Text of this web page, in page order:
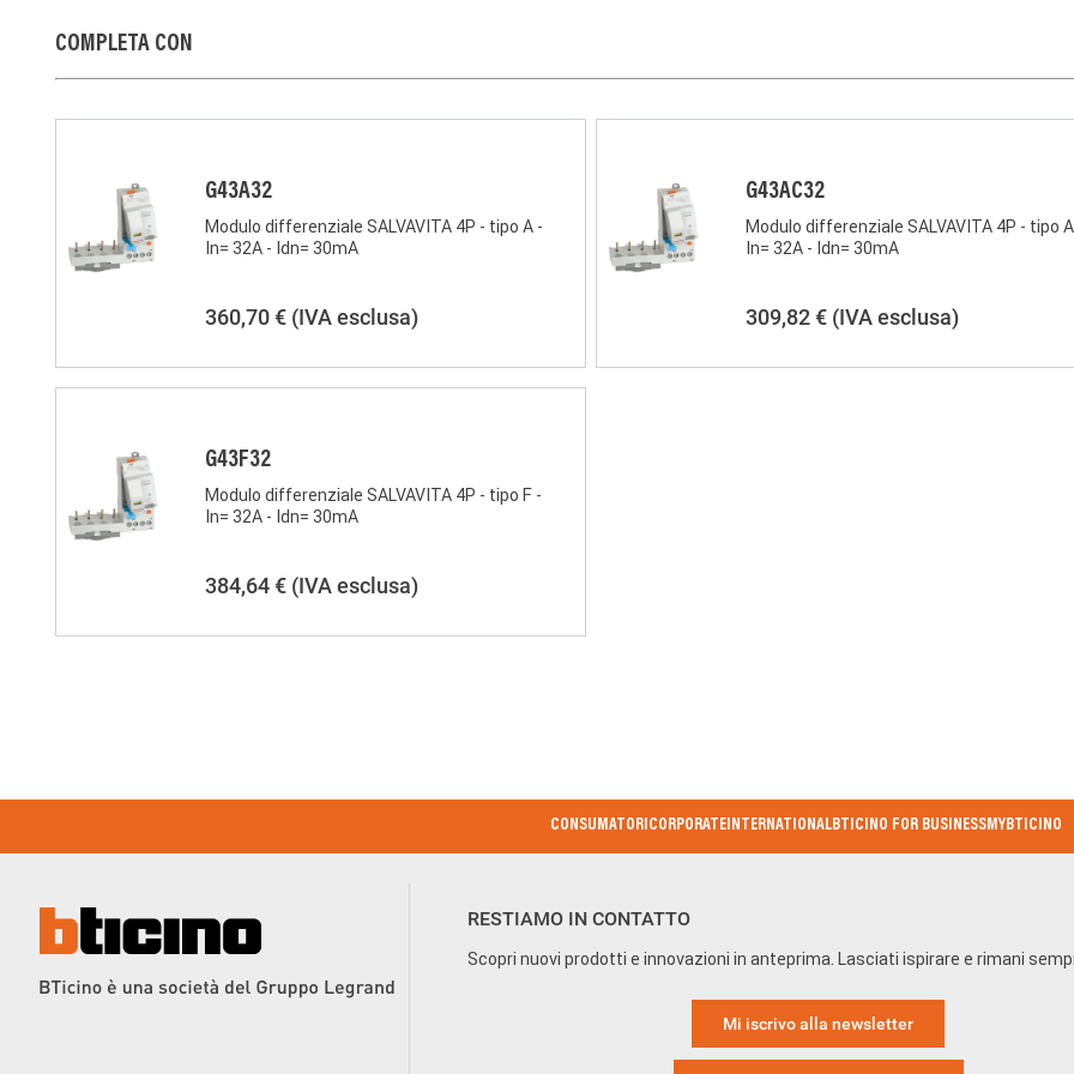
COMPLETA CON
G43A32
Modulo differenziale SALVAVITA 4P - tipo A -
In= 32A - Idn= 30mA
360,70 € (IVA esclusa)
G43AC32
Modulo differenziale SALVAVITA 4P - tipo
In= 32A - Idn= 30mA
309,82 € (IVA esclusa)
G43F32
Modulo differenziale SALVAVITA 4P - tipo F -
In= 32A - Idn= 30mA
384,64 € (IVA esclusa)
CONSUMATORICORPORATEINTERNATIONALBTICINO FOR BUSINESSMYBTICINO
RESTIAMO IN CONTATTO
Scopri nuovi prodotti e innovazioni in anteprima. Lasciati ispirare e rimani
Mi iscrivo alla newsletter